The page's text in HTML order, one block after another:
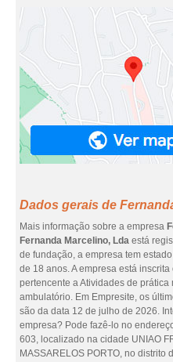
Dados gerais de
Mais informação sobre a empresa
Fernanda Marcelino, Lda está
de fundação, a empresa tem
de 18 anos. A empresa está
pertencente a Atividades de
ambulatório. Em Empresite, os
são da data 12 de julho de 2026.
empresa? Pode fazê-lo no
603, localizado na cidade UNIAO
MASSARELOS PORTO, no distrito